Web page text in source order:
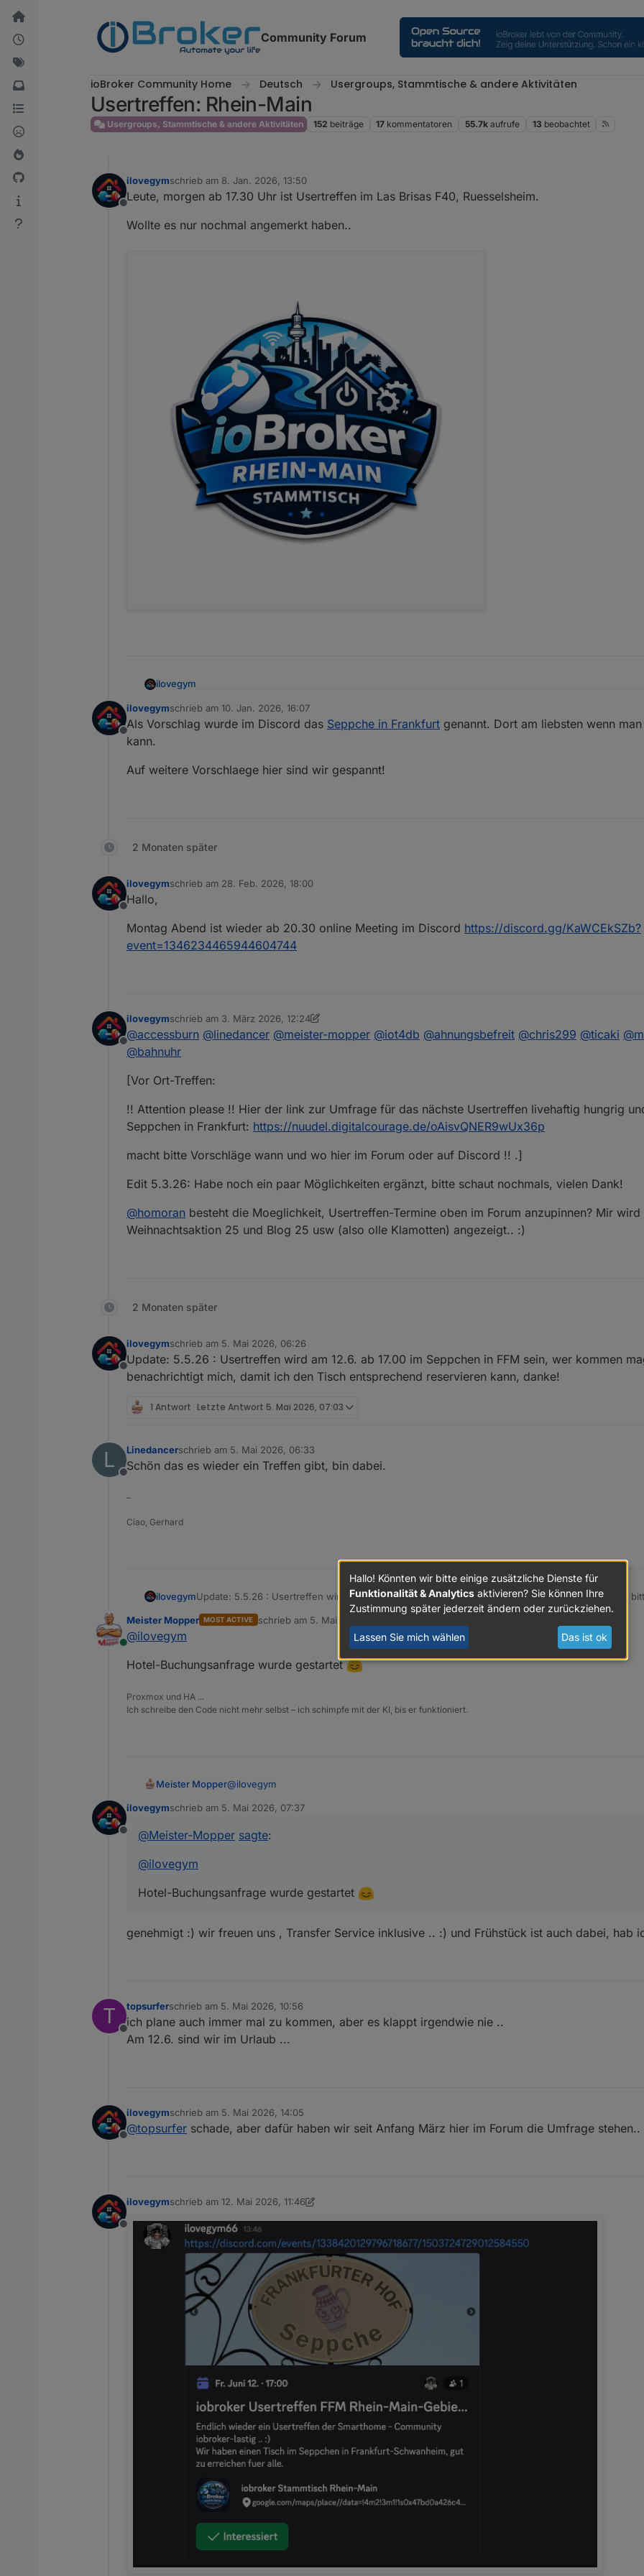
Weiter zum Inhalt
Community Forum
ioBroker Community Home Deutsch Usergroups, Stammtische & andere Aktivitäten
Usertreffen: Rhein-Main
Usergroups, Stammtische & andere Aktivitäten 152 beiträge 17 kommentatoren 55.7k aufrufe 13 beobachtet
Offline
ilovegymschrieb am 8. Jan. 2026, 13:50
zuletzt editiert von
Leute, morgen ab 17.30 Uhr ist Usertreffen im Las Brisas F40, Ruesselsheim.
Wollte es nur nochmal angemerkt haben..
ilovegym
Willkommen beim Stammtisch im Raum Rhein-Main-Hessen
Online:
[ Vor Ort-Treffen:
**!! Attention please !! Link zur Umfrage für das nächste Usertreffen https://
bitte gerne Datum ergänzen und auch Vorschläge für den Ort sind gerne Willkommen !! **
Offline
ilovegymschrieb am 10. Jan. 2026, 16:07
zuletzt editiert von
Als Vorschlag wurde im Discord das Seppche in Frankfurt genannt. Dort am liebsten wenn
kann.
Auf weitere Vorschlaege hier sind wir gespannt!
2 Monaten später
Offline
ilovegymschrieb am 28. Feb. 2026, 18:00
zuletzt editiert von
Hallo,
Montag Abend ist wieder ab 20.30 online Meeting im Discord https://discord.gg/KaWCEkSZb?
event=1346234465944604744
Offline
ilovegymschrieb am 3. März 2026, 12:24
zuletzt editiert von ilovegym3. Mai 2026, 11:06
@accessburn @linedancer @meister-mopper @iot4db @ahnungsbefreit @chris299 @ticaki @
@bahnuhr
[Vor Ort-Treffen:
!! Attention please !! Hier der link zur Umfrage für das nächste Usertreffen livehaftig hungrig
Seppchen in Frankfurt: https://nuudel.digitalcourage.de/oAisvQNER9wUx36p
macht bitte Vorschläge wann und wo hier im Forum oder auf Discord !! .]
Edit 5.3.26: Habe noch ein paar Möglichkeiten ergänzt, bitte schaut nochmals, vielen Dank!
@homoran besteht die Moeglichkeit, Usertreffen-Termine oben im Forum anzupinnen? Mir
Weihnachtsaktion 25 und Blog 25 usw (also olle Klamotten) angezeigt.. :)
2 Monaten später
Offline
ilovegymschrieb am 5. Mai 2026, 06:26
zuletzt editiert von
Update: 5.5.26 : Usertreffen wird am 12.6. ab 17.00 im Seppchen in FFM sein, wer kommen
benachrichtigt mich, damit ich den Tisch entsprechend reservieren kann, danke!
1 Antwort Letzte Antwort 5. Mai 2026, 07:03
L
Offline
Linedancerschrieb am 5. Mai 2026, 06:33
zuletzt editiert von
Schön das es wieder ein Treffen gibt, bin dabei.
–
Ciao, Gerhard
ilovegymUpdate: 5.5.26 : Usertreffen wird am 12.6. ab 17.00 im Seppchen in FFM sein, wer kommen mag,
damit ich den Tisch entsprechend reservieren kann, danke!
Online
Meister Mopper MOST ACTIVE schrieb am 5. Mai 2026, 07:03
zuletzt editiert von
@ilovegym
Hotel-Buchungsanfrage wurde gestartet
Proxmox und HA ...
Ich schreibe den Code nicht mehr selbst – ich schimpfe mit der KI, bis er funktioniert.
Meister Mopper@ilovegym
Hotel-Buchungsanfrage wurde gestartet
Offline
ilovegymschrieb am 5. Mai 2026, 07:37
zuletzt editiert von
@Meister-Mopper sagte:
@ilovegym
Hotel-Buchungsanfrage wurde gestartet
genehmigt :) wir freuen uns , Transfer Service inklusive .. :) und Frühstück ist auch dabei, hab
T
Offline
topsurferschrieb am 5. Mai 2026, 10:56
zuletzt editiert von
ich plane auch immer mal zu kommen, aber es klappt irgendwie nie ..
Am 12.6. sind wir im Urlaub ...
Offline
ilovegymschrieb am 5. Mai 2026, 14:05
zuletzt editiert von
@topsurfer schade, aber dafür haben wir seit Anfang März hier im Forum die Umfrage stehen..
Offline
ilovegymschrieb am 12. Mai 2026, 11:46
zuletzt editiert von ilovegym 6. Feb. 2026, 20:44
Hallo! Könnten wir bitte einige zusätzliche Dienste für
Funktionalität & Analytics aktivieren? Sie können Ihre
Zustimmung später jederzeit ändern oder zurückziehen.
Lassen Sie mich wählen Das ist ok